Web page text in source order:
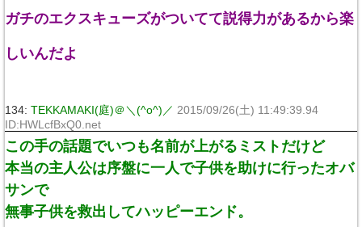
ガチのエクスキューズがついてて説得力があるから楽
しいんだよ
134: TEKKAMAKI(庭)＠＼(^o^)／ 2015/09/26(土) 11:49:39.94
ID:HWLcfBxQ0.net
この手の話題でいつも名前が上がるミストだけど
本当の主人公は序盤に一人で子供を助けに行ったオバ
サンで
無事子供を救出してハッピーエンド。